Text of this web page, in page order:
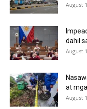
August
dahil
August
at
August